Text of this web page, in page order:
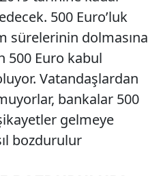
500 Euro’luk
sürelerinin dolmasına
500 Euro kabul
Vatandaşlardan
bankalar 500
gelmeye
bozdurulur